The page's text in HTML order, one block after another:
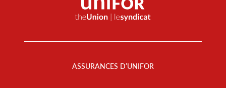
ASSURANCES D’UNIFOR